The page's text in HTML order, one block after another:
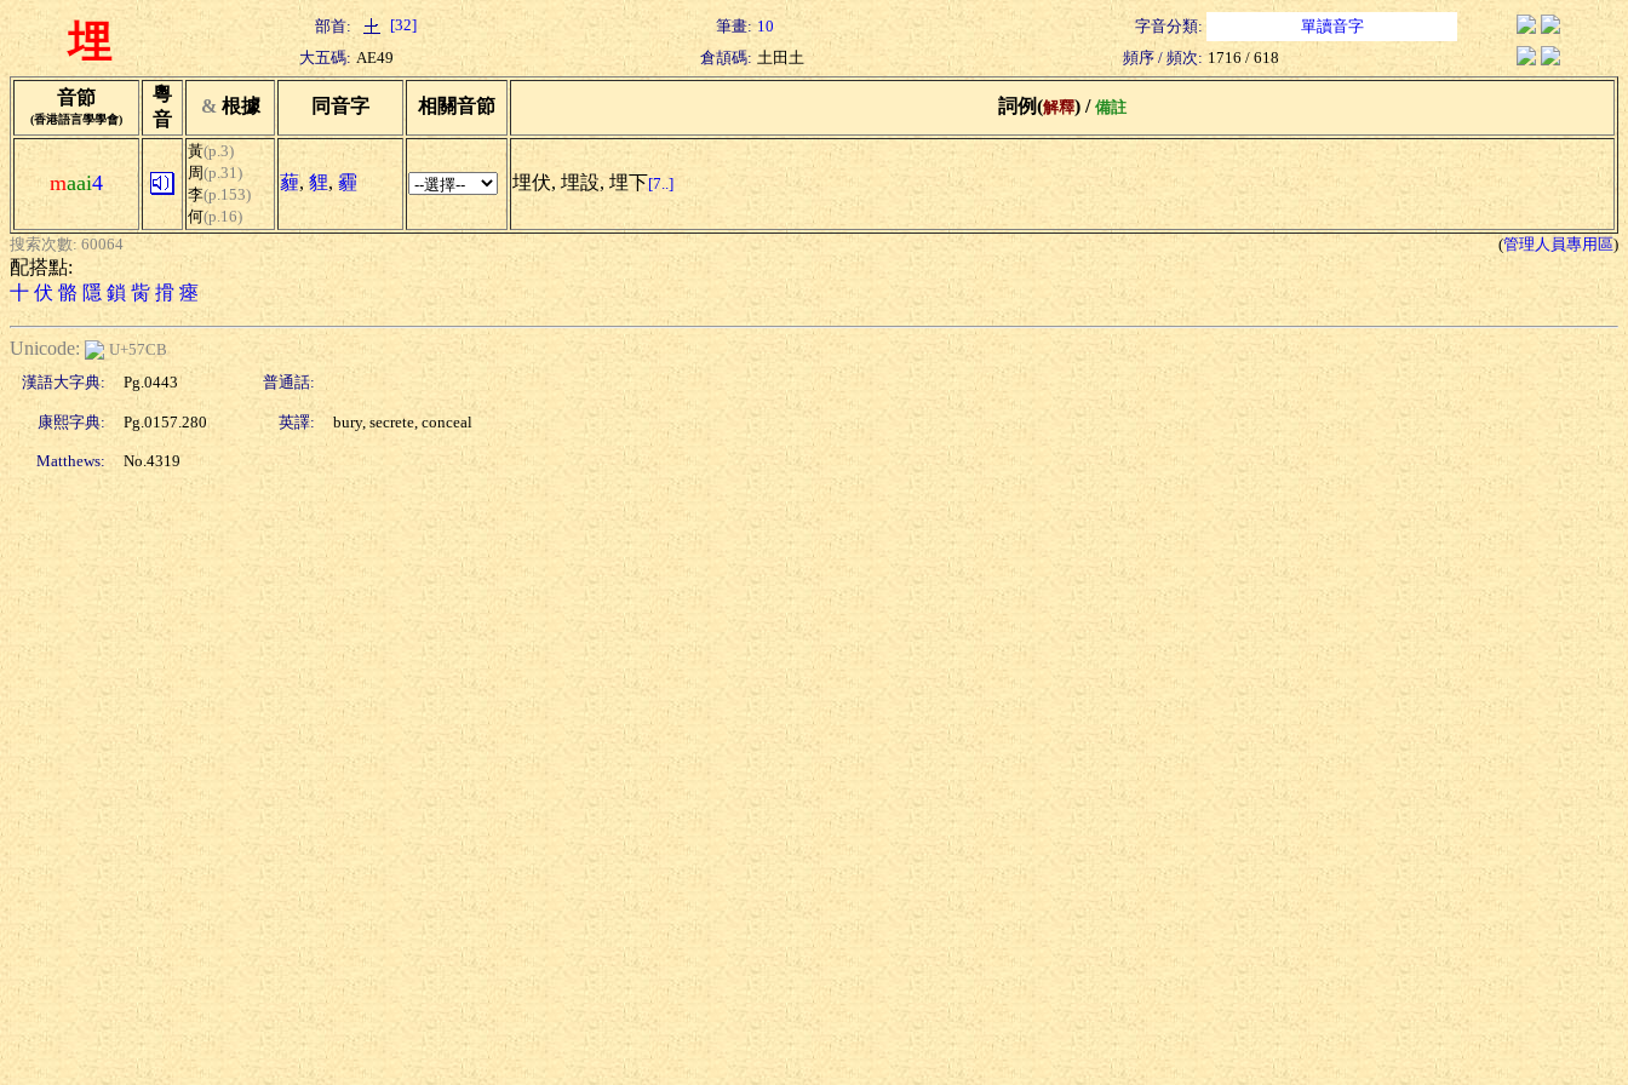
埋 部首: [32] 筆畫: 10 字音分類:
單讀音字
大五碼: AE49 倉頡碼: 土田土 頻序 / 頻次: 1716 / 618
音節
(香港語言學學會)
粵
音
& 根據 同音字 相關音節 詞例(解釋) / 備註
maai4
黃(p.3)
周(p.31)
李(p.153)
何(p.16)
薶, 貍, 霾 埋伏, 埋設, 埋下[7..]
搜索次數: 60064 (管理人員專用區)
配搭點:
十 伏 骼 隱 鎖 胔 搰 瘞
Unicode:
U+57CB
漢語大字典:
Pg.0443 普通話:
康熙字典: Pg.0157.280 英譯: bury, secrete, conceal
Matthews: No.4319